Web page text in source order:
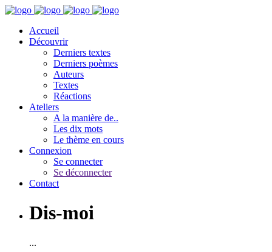
Accueil
Découvrir
Derniers textes
Derniers poèmes
Auteurs
Textes
Réactions
Ateliers
A la manière de..
Les dix mots
Le thème en cours
Connexion
Se connecter
Se déconnecter
Contact
Dis-moi
...